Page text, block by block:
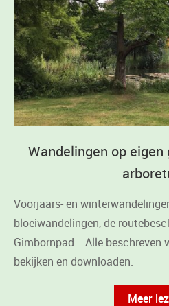
Wandelingen op
Voorjaars- en
bloeiwandelingen, de
Gimbornpad... Alle beschreven
bekijken en downloaden.
Meer